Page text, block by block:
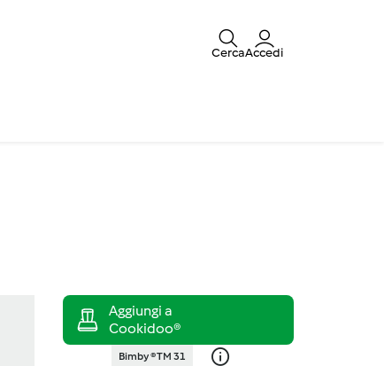
CercaAccedi
Bimby ® TM 31